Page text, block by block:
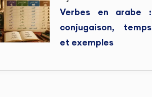
Verbes en arabe :
conjugaison, temps
et exemples